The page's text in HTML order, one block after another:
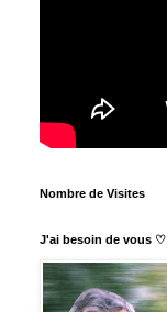
Nombre de Visites
J'ai besoin de vous ♡